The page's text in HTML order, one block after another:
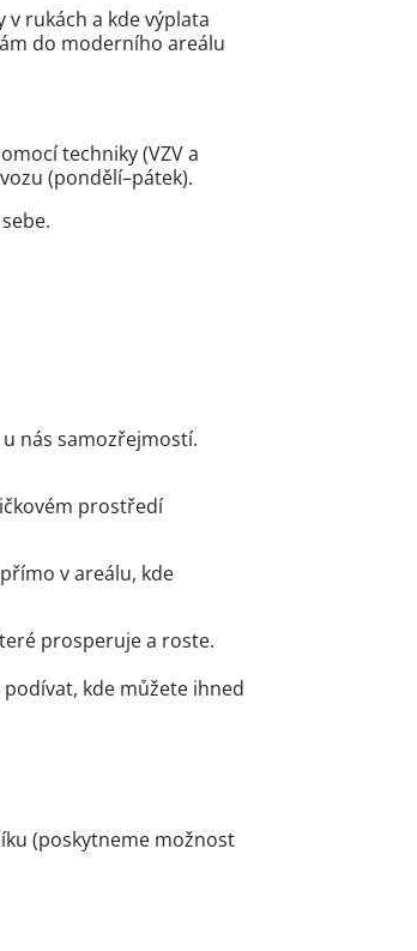
rukách a kde výplata
do moderního areálu
techniky (VZV a
(pondělí–pátek).
u nás samozřejmostí.
prostředí
v areálu, kde
prosperuje a roste.
kde můžete ihned
(poskytneme možnost